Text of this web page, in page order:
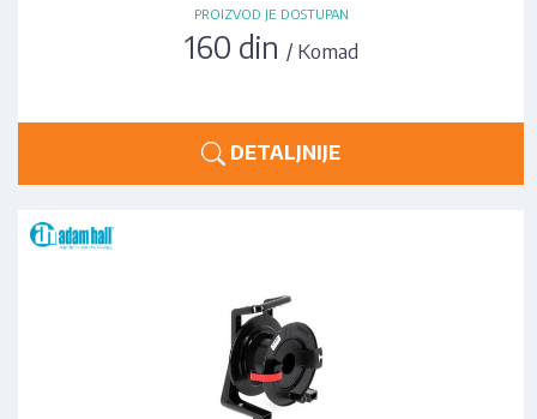
PROIZVOD JE DOSTUPAN
160 din / Komad
DETALJNIJE